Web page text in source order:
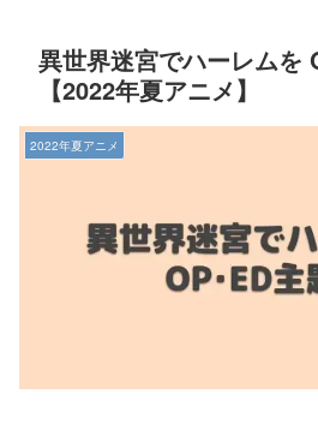
異世界迷宮でハーレムを
【2022年夏アニメ】
2022年夏アニメ